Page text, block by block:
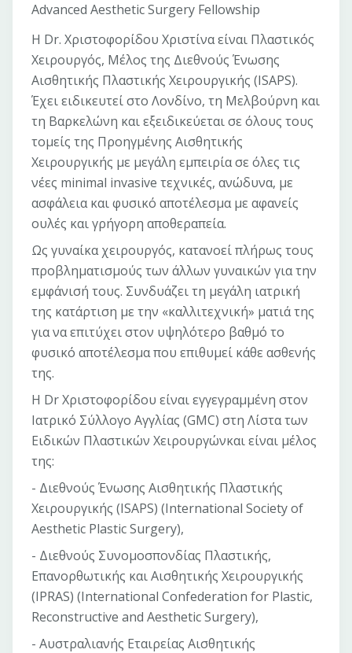
Advanced Aesthetic Surgery Fellowship
Η Dr. Χριστοφορίδου Χριστίνα είναι Πλαστικός
Χειρουργός, Μέλος της Διεθνούς Ένωσης
Αισθητικής Πλαστικής Χειρουργικής (ISAPS).
Έχει ειδικευτεί στο Λονδίνο, τη Μελβούρνη και
τη Βαρκελώνη και εξειδικεύεται σε όλους τους
τομείς της Προηγμένης Αισθητικής
Χειρουργικής με μεγάλη εμπειρία σε όλες τις
νέες minimal invasive τεχνικές, ανώδυνα, με
ασφάλεια και φυσικό αποτέλεσμα με αφανείς
ουλές και γρήγορη αποθεραπεία.
Ως γυναίκα χειρουργός, κατανοεί πλήρως τους
προβληματισμούς των άλλων γυναικών για την
εμφάνισή τους. Συνδυάζει τη μεγάλη ιατρική
της κατάρτιση με την «καλλιτεχνική» ματιά της
για να επιτύχει στον υψηλότερο βαθμό το
φυσικό αποτέλεσμα που επιθυμεί κάθε ασθενής
της.
Η Dr Χριστοφορίδου είναι εγγεγραμμένη στον
Ιατρικό Σύλλογο Αγγλίας (GMC) στη Λίστα των
Ειδικών Πλαστικών Χειρουργώνκαι είναι μέλος
της:
- Διεθνούς Ένωσης Αισθητικής Πλαστικής
Χειρουργικής (ISAPS) (International Society of
Aesthetic Plastic Surgery),
- Διεθνούς Συνομοσπονδίας Πλαστικής,
Επανορθωτικής και Αισθητικής Χειρουργικής
(IPRAS) (International Confederation for Plastic,
Reconstructive and Aesthetic Surgery),
- Αυστραλιανής Εταιρείας Αισθητικής